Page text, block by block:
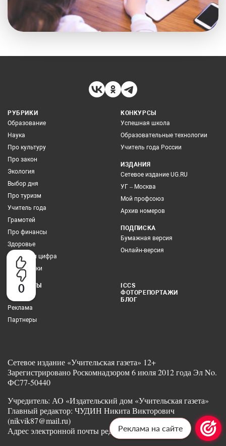
0
РУБРИКИ
Образование
Наука
Про культуру
Про закон
Экология
Выбор дня
Про туризм
Учитель года
Грамотей
Про финансы
Здоровье
Учитель и цифра
Все рубрики
КОНКУРСЫ
Успешная школа
Образовательные технологии
Учитель года России
ИЗДАНИЯ
Сетевое издание UG.RU
УГ – Москва
Мой профсоюз
Архив номеров
ПОДПИСКА
Бумажная версия
Онлайн-версия
КОНТАКТЫ
Редакция
Реклама
Партнеры
ICCS
ФОТОРЕПОРТАЖИ
БЛОГ
Сетевое издание «Учительская газета» 12+
Зарегистрировано Роскомнадзором 6 июля 2012 года Эл No.
ФС77-50440
Учредитель: АО «Издательский дом «Учительская газета»
Главный редактор: ЧУДИН Никита Викторович
(nikvik87@mail.ru)
Адрес электронной почты редакции: ug@ug.ru
Реклама на сайте